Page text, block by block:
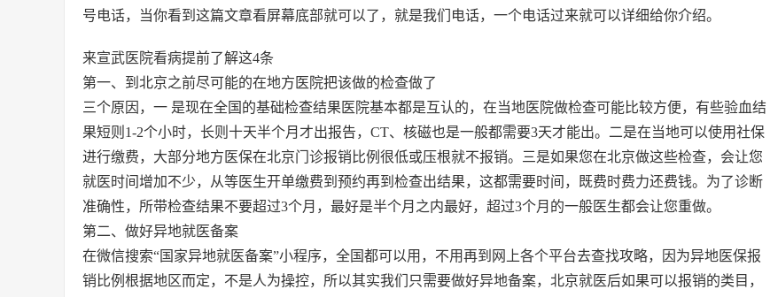
号电话，当你看到这篇文章看屏幕底部就可以了，就是我们电话，一个电话过来就可以详细给你介绍。
来宣武医院看病提前了解这4条
第一、到北京之前尽可能的在地方医院把该做的检查做了
三个原因，一 是现在全国的基础检查结果医院基本都是互认的，在当地医院做检查可能比较方便，有些验血结
果短则1-2个小时，长则十天半个月才出报告，CT、核磁也是一般都需要3天才能出。二是在当地可以使用社保
进行缴费，大部分地方医保在北京门诊报销比例很低或压根就不报销。三是如果您在北京做这些检查，会让您
就医时间增加不少，从等医生开单缴费到预约再到检查出结果，这都需要时间，既费时费力还费钱。为了诊断
准确性，所带检查结果不要超过3个月，最好是半个月之内最好，超过3个月的一般医生都会让您重做。
第二、做好异地就医备案
在微信搜索“国家异地就医备案”小程序，全国都可以用，不用再到网上各个平台去查找攻略，因为异地医保报
销比例根据地区而定，不是人为操控，所以其实我们只需要做好异地备案，北京就医后如果可以报销的类目，